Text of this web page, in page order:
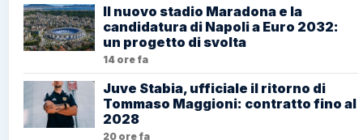
Il nuovo stadio Maradona e la
candidatura di Napoli a Euro 2032:
un progetto di svolta
14 ore fa
Juve Stabia, ufficiale il ritorno di
Tommaso Maggioni: contratto fino al
2028
20 ore fa